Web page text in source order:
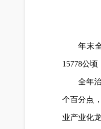
年末
15778公
全年
个百分点
业产业化